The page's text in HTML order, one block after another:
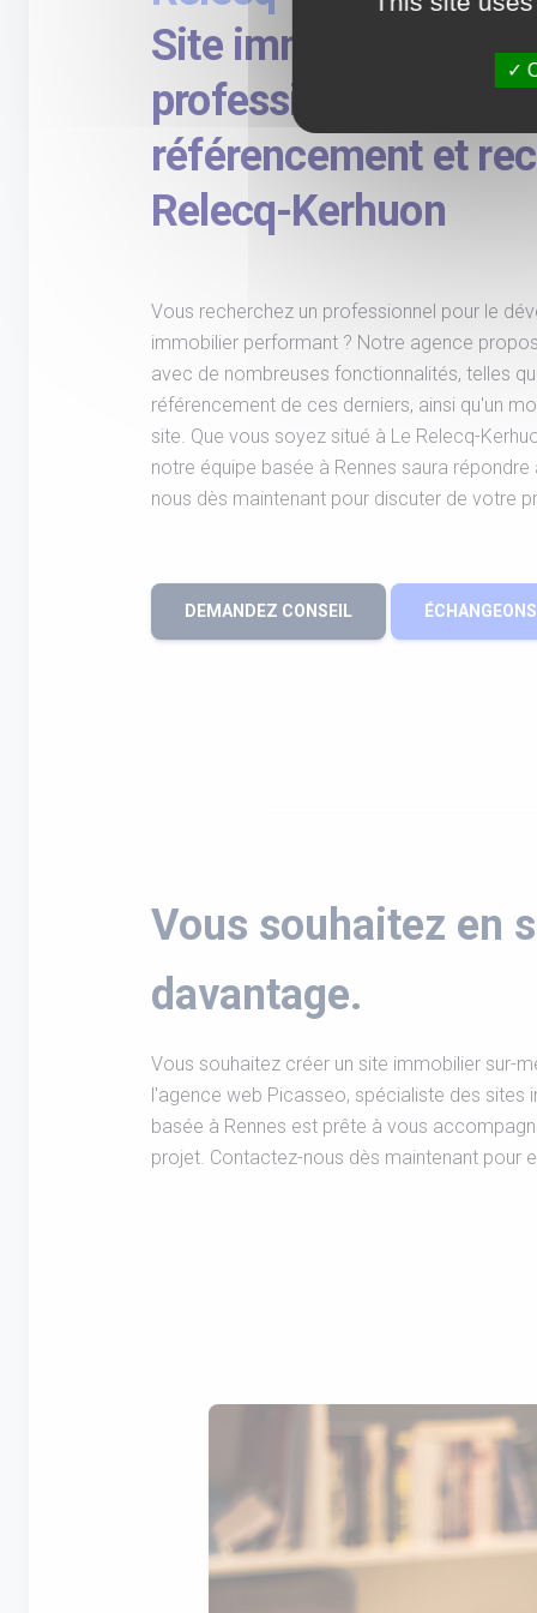
Site immobilier
professionnels :
référencement et
Relecq-Kerhuon
Vous recherchez un professionnel pour le
immobilier performant ? Notre agence
avec de nombreuses fonctionnalités, telles
référencement de ces derniers, ainsi qu'un
site. Que vous soyez situé à Le Relecq-
notre équipe basée à Rennes saura
nous dès maintenant pour discuter de votre
DEMANDEZ CONSEIL
Vous souhaitez en
davantage.
Vous souhaitez créer un site immobilier sur-
l'agence web Picasseo, spécialiste des sites
basée à Rennes est prête à vous
projet. Contactez-nous dès maintenant pour